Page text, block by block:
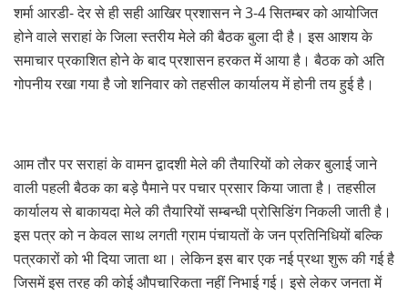
शर्मा आरडी- देर से ही सही आखिर प्रशासन ने 3-4 सितम्बर को आयोजित
होने वाले सराहां के जिला स्तरीय मेले की बैठक बुला दी है। इस आशय के
समाचार प्रकाशित होने के बाद प्रशासन हरकत में आया है। बैठक को अति
गोपनीय रखा गया है जो शनिवार को तहसील कार्यालय में होनी तय हुई है।
आम तौर पर सराहां के वामन द्वादशी मेले की तैयारियों को लेकर बुलाई जाने
वाली पहली बैठक का बड़े पैमाने पर पचार प्रसार किया जाता है। तहसील
कार्यालय से बाकायदा मेले की तैयारियों सम्बन्धी प्रोसिडिंग निकली जाती है।
इस पत्र को न केवल साथ लगती ग्राम पंचायतों के जन प्रतिनिधियों बल्कि
पत्रकारों को भी दिया जाता था। लेकिन इस बार एक नई प्रथा शुरू की गई है
जिसमें इस तरह की कोई औपचारिकता नहीं निभाई गई। इसे लेकर जनता में